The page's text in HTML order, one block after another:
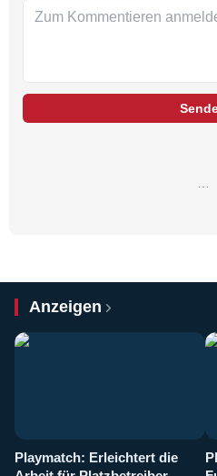
Anzeigen
Playmatch: Erleichtert die